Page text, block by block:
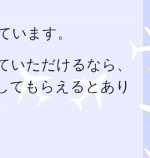
います。
いただけるなら、
てもらえるとあり